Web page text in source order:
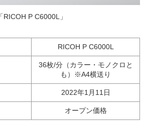
「RICOH P C6000L」
RICOH P C6000L
36枚/分（カラー・モノクロと
も）※A4横送り
2022年1月11日
オープン価格